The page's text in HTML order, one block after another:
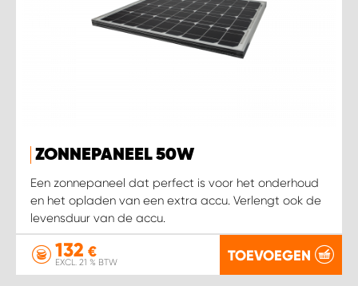
ZONNEPANEEL 50W
Een zonnepaneel dat perfect is voor het onderhoud
en het opladen van een extra accu. Verlengt ook de
levensduur van de accu.
132 €
EXCL. 21 % BTW TOEVOEGEN